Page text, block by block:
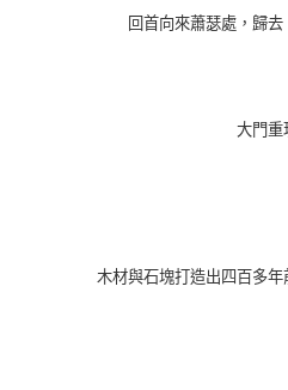
回首向來蕭瑟處，歸
大門重
木材與石塊打造出四百多